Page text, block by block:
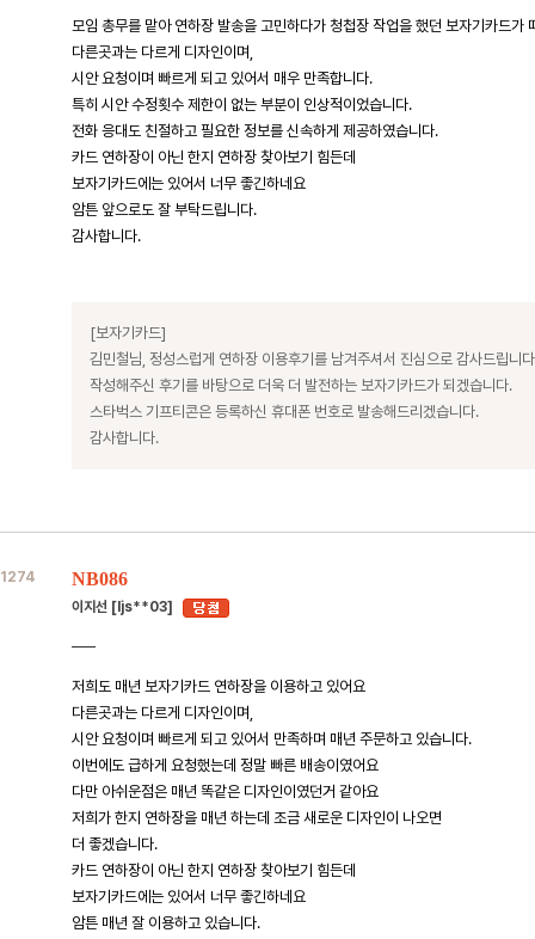
모임 총무를 맡아 연하장 발송을 고민하다가 청첩장 작업을 했던 보자기카드가
다른곳과는 다르게 디자인이며,
시안 요청이며 빠르게 되고 있어서 매우 만족합니다.
특히 시안 수정횟수 제한이 없는 부분이 인상적이었습니다.
전화 응대도 친절하고 필요한 정보를 신속하게 제공하였습니다.
카드 연하장이 아닌 한지 연하장 찾아보기 힘든데
보자기카드에는 있어서 너무 좋긴하네요
암튼 앞으로도 잘 부탁드립니다.
감사합니다.
[보자기카드]
김민철님, 정성스럽게 연하장 이용후기를 남겨주셔서 진심으로 감사드립니
작성해주신 후기를 바탕으로 더욱 더 발전하는 보자기카드가 되겠습니다.
스타벅스 기프티콘은 등록하신 휴대폰 번호로 발송해드리겠습니다.
감사합니다.
1274 NB086
이지선 [ljs**03]
저희도 매년 보자기카드 연하장을 이용하고 있어요
다른곳과는 다르게 디자인이며,
시안 요청이며 빠르게 되고 있어서 만족하며 매년 주문하고 있습니다.
이번에도 급하게 요청했는데 정말 빠른 배송이였어요
다만 아쉬운점은 매년 똑같은 디자인이였던거 같아요
저희가 한지 연하장을 매년 하는데 조금 새로운 디자인이 나오면
더 좋겠습니다.
카드 연하장이 아닌 한지 연하장 찾아보기 힘든데
보자기카드에는 있어서 너무 좋긴하네요
암튼 매년 잘 이용하고 있습니다.